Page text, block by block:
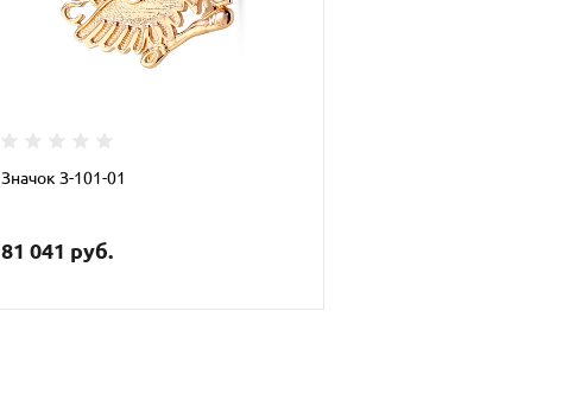
Значок З-101-01
81 041 руб.